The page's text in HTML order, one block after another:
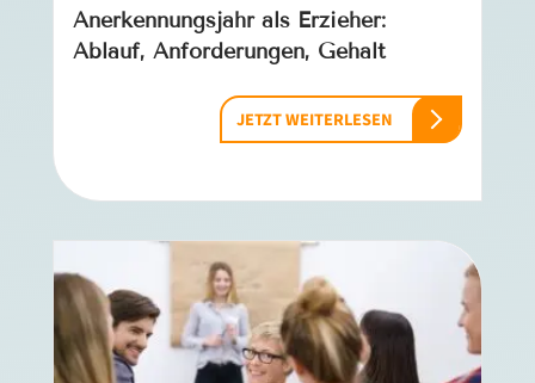
Anerkennungsjahr als Erzieher:
Ablauf, Anforderungen, Gehalt
JETZT WEITERLESEN